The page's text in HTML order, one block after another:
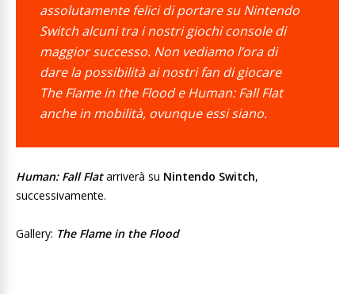
assolutamente felici di portare su Nintendo
Switch alcuni tra i nostri giochi console di
maggior successo. Non vediamo l’ora di
dare la possibilità ai nostri fan di giocare
The Flame in the Flood e Human: Fall Flat
anche in mobilità, ovunque essi siano.
Human: Fall Flatarriverà su Nintendo Switch,
successivamente.
Gallery: The Flame in the Flood